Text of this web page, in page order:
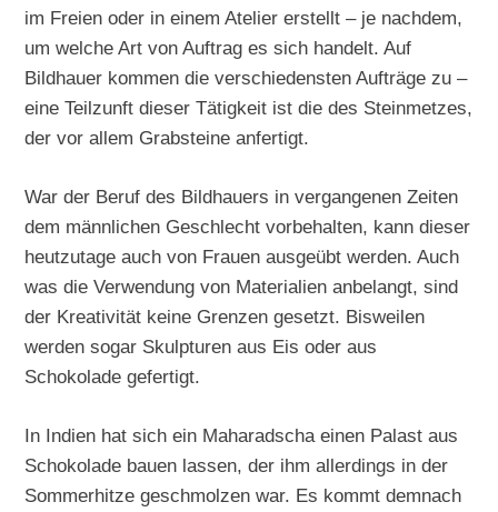
im Freien oder in einem Atelier erstellt – je nachdem,
um welche Art von Auftrag es sich handelt. Auf
Bildhauer kommen die verschiedensten Aufträge zu –
eine Teilzunft dieser Tätigkeit ist die des Steinmetzes,
der vor allem Grabsteine anfertigt.
War der Beruf des Bildhauers in vergangenen Zeiten
dem männlichen Geschlecht vorbehalten, kann dieser
heutzutage auch von Frauen ausgeübt werden. Auch
was die Verwendung von Materialien anbelangt, sind
der Kreativität keine Grenzen gesetzt. Bisweilen
werden sogar Skulpturen aus Eis oder aus
Schokolade gefertigt.
In Indien hat sich ein Maharadscha einen Palast aus
Schokolade bauen lassen, der ihm allerdings in der
Sommerhitze geschmolzen war. Es kommt demnach